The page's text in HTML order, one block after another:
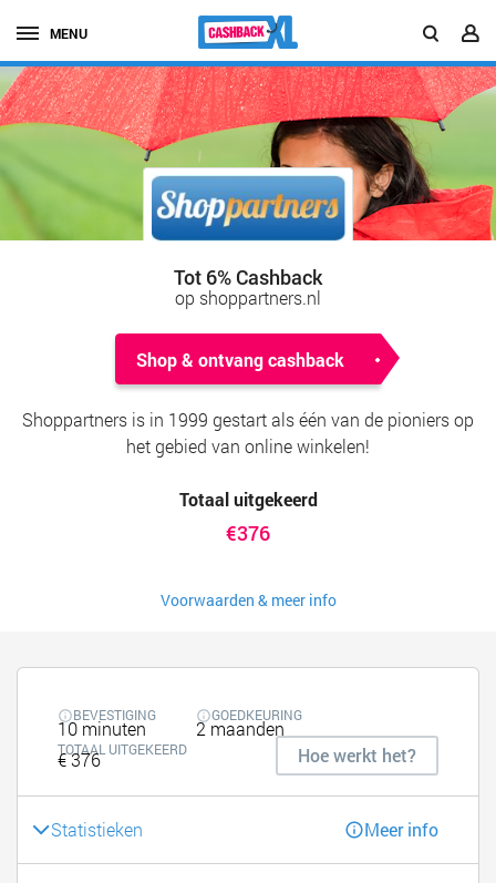
MENU
Tot 6% Cashback
op shoppartners.nl
Shop & ontvang cashback
Shoppartners is in 1999 gestart als één van de pioniers op
het gebied van online winkelen!
Totaal uitgekeerd
€376
Voorwaarden & meer info
BEVESTIGING
10 minuten
GOEDKEURING
2 maanden
TOTAAL UITGEKEERD
€ 376 Hoe werkt het?
Statistieken Meer info